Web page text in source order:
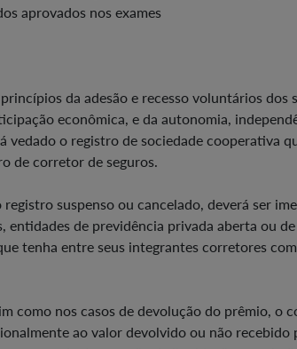
aprovados nos exames
da adesão e recesso voluntários dos
econômica, e da autonomia,
vedado o registro de sociedade cooperativa
de corretor de seguros.
suspenso ou cancelado, deverá ser
entidades de previdência privada aberta ou
tenha entre seus integrantes corretores
como nos casos de devolução do prêmio, o
ao valor devolvido ou não recebido